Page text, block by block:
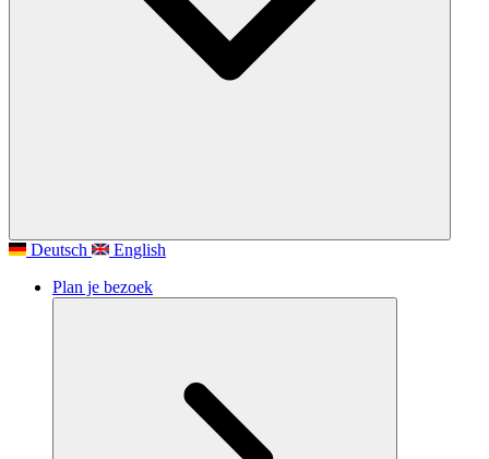
Deutsch
English
Plan je bezoek